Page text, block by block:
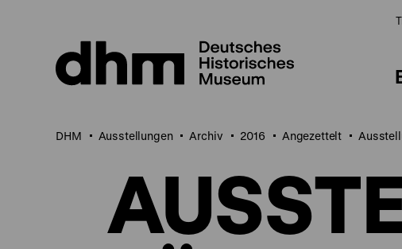
Seiteninhalt
springen
DHM Ausstellungen Archiv 2016 Angezettelt